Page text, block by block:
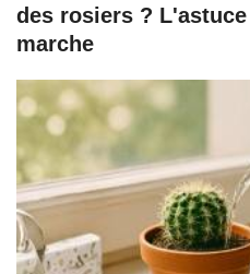
des rosiers ?
marche